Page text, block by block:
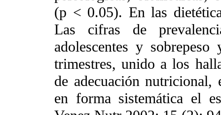
(p < 0.05). En las
Las cifras de
adolescentes y
trimestres, unido a los
de adecuación nutricional,
en forma sistemática el